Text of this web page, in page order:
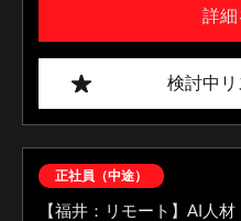
詳細
検討中
正社員（中途）
【福井：リモート】AI人